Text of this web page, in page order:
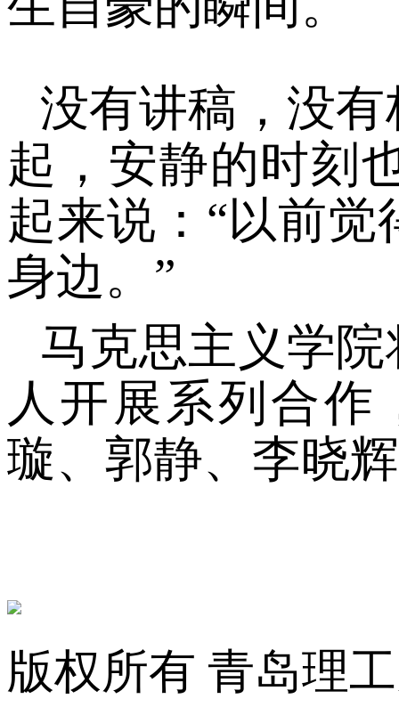
没有讲稿，没
起，安静的时刻
起来说： “以前觉
身边。”
马克思主义学
人开展系列合
璇、郭静、李晓
版权所有 青岛理